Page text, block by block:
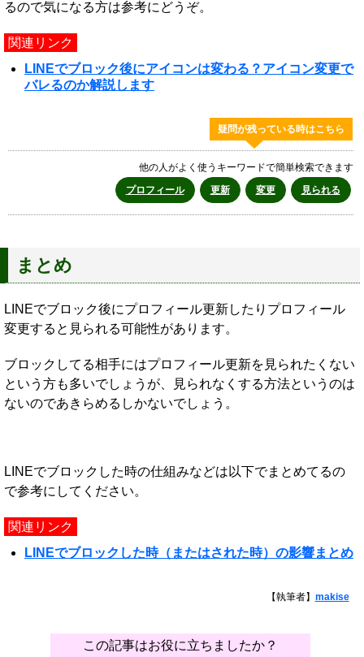
るので気になる方は参考にどうぞ。
関連リンク
LINEでブロック後にアイコンは変わる？アイコン変更で
バレるのか解説します
疑問が残っている時はこちら
他の人がよく使うキーワードで簡単検索できます
プロフィール
更新 変更 見られる
まとめ
LINEでブロック後にプロフィール更新したりプロフィール
変更すると見られる可能性があります。
ブロックしてる相手にはプロフィール更新を見られたくない
という方も多いでしょうが、見られなくする方法というのは
ないのであきらめるしかないでしょう。
LINEでブロックした時の仕組みなどは以下でまとめてるの
で参考にしてください。
関連リンク
LINEでブロックした時（またはされた時）の影響まとめ
【執筆者】 makise
この記事はお役に立ちましたか？